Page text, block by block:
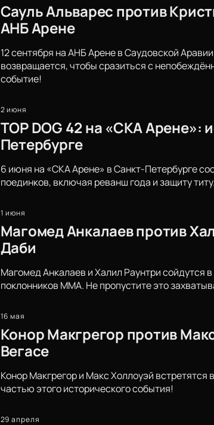
Сауль Альварес против
АНБ Арене
12 сентября на АНБ Арене в Саудовской
возвращается, чтобы сразиться с
событие!
2 июня
TOP DOG 42 на «СКА Арене»:
Петербурге
6 июня на «СКА Арене» в Санкт-Петербурге
поединков, включая реванш года и защиту
1 июня
Магомед Анкалаев против
Даби
Магомед Анкалаев и Халил Раунтри сойдутся
поклонников ММА. Не пропустите это
16 мая
Конор Макгрегор против
Вегасе
Конор Макгрегор и Макс Холлоуэй
частью этого исторического события!
29 апреля